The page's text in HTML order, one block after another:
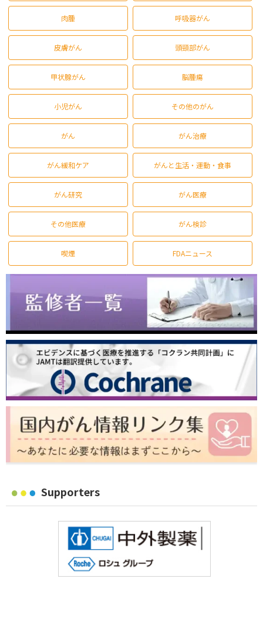
肉腫 呼吸器がん
皮膚がん 頭頸部がん
甲状腺がん 脳腫瘍
小児がん その他のがん
がん がん治療
がん緩和ケア がんと生活・運動・食事
がん研究 がん医療
その他医療 がん検診
喫煙 FDAニュース
Supporters